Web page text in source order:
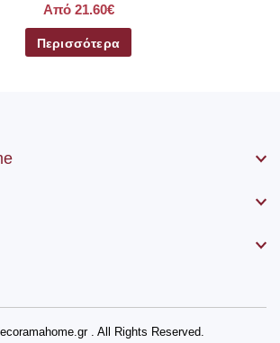
Από 21.60€
Περισσότερα
. All Rights Reserved.